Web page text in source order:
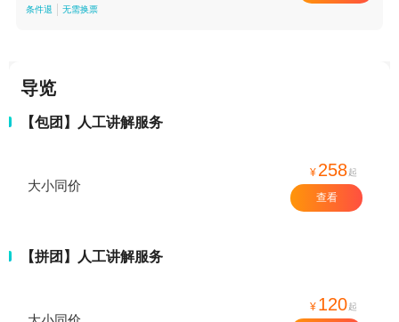
条件退 无需换票
导览
【包团】人工讲解服务
大小同价
¥ 258起
查看
【拼团】人工讲解服务
¥ 120起